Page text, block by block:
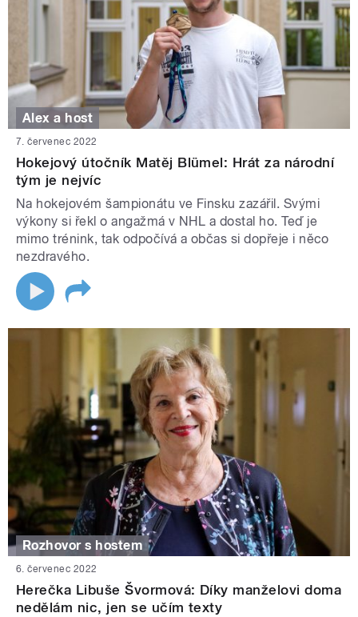
Alex a host
7. červenec 2022
Hokejový útočník Matěj Blümel: Hrát za národní
tým je nejvíc
Na hokejovém šampionátu ve Finsku zazářil. Svými
výkony si řekl o angažmá v NHL a dostal ho. Teď je
mimo trénink, tak odpočívá a občas si dopřeje i něco
nezdravého.
Rozhovor s hostem
6. červenec 2022
Herečka Libuše Švormová: Díky manželovi doma
nedělám nic, jen se učím texty